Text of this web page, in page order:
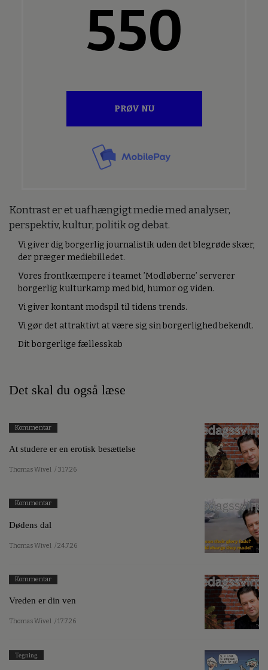
550
PRØV NU
Kontrast er et uafhængigt medie med analyser,
perspektiv, kultur, politik og debat.
Vi giver dig borgerlig journalistik uden det blegrøde skær,
der præger mediebilledet.
Vores frontkæmpere i teamet ’Modløberne’ serverer
borgerlig kulturkamp med bid, humor og viden.
Vi giver kontant modspil til tidens trends.
Vi gør det attraktivt at være sig sin borgerlighed bekendt.
Dit borgerlige fællesskab
Det skal du også læse
Kommentar
At studere er en erotisk besættelse
Thomas Wivel / 31.7.26
Kommentar
Dødens dal
Thomas Wivel / 24.7.26
Kommentar
Vreden er din ven
Thomas Wivel / 17.7.26
Tegning